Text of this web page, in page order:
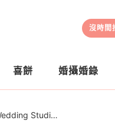
沒時間
喜餅 婚攝婚錄
新竹晶宴會館-御豐館| 類婚紗 | 婚禮微電影 | P.S. Wedding Studio。攝影工作室